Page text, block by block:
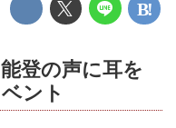
登の声に耳を
ント